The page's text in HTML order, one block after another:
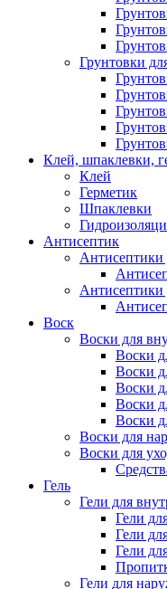
Грунтовки
Клей, шпаклевки,
Клей
Герметик
Шпаклевки
Антисептик
Антисептики
Антисептики
Воск
Воски для
Воски
Воски
Воски
Воски
Воски
Воски для
Воски для
Гель
Гели для
Гели
Гели
Гели
Гели для